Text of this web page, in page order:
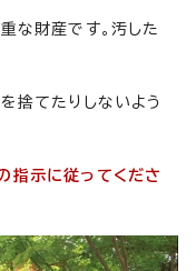
な財産です。汚した
捨てたりしないよう
指示に従ってくださ